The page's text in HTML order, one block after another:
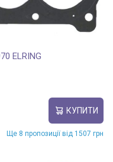
ELRING
КУПИТИ
Ще 8 пропозиції від 1507 грн